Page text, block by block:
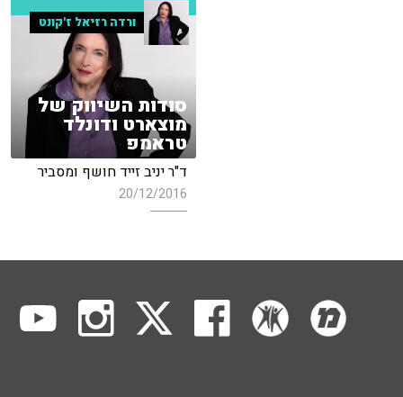
ורדה רזיאל ז'קונט
סודות השיווק של
מוצארט ודונלד
טראמפ
ד"ר יניב זייד חושף ומסביר
20/12/2016